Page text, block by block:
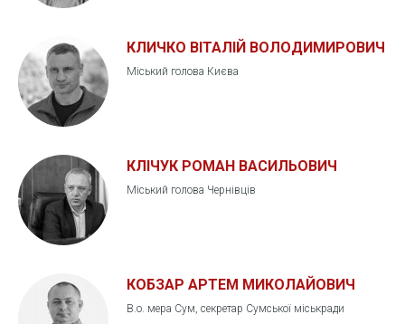
КЛИЧКО ВІТАЛІЙ ВОЛОДИМИРОВИЧ
Міський голова Києва
КЛІЧУК РОМАН ВАСИЛЬОВИЧ
Міський голова Чернівців
КОБЗАР АРТЕМ МИКОЛАЙОВИЧ
В.о. мера Сум, секретар Сумської міськради